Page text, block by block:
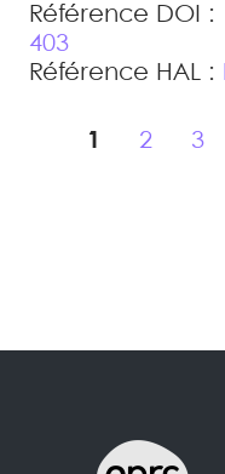
Référence DOI :
403
Référence HAL :
1 2 3